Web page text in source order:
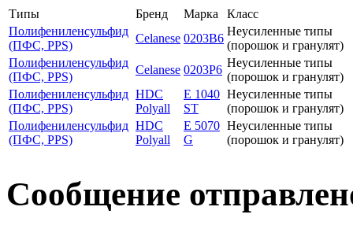
Типы Бренд Марка
Класс
Полифениленсульфид
(ПФС, PPS)
Celanese 0203B6
Неусиленные типы
(порошок и гранулят)
Полифениленсульфид
(ПФС, PPS)
Celanese 0203P6
Неусиленные типы
(порошок и гранулят)
Полифениленсульфид
(ПФС, PPS)
HDC
Polyall
E 1040
ST
Неусиленные типы
(порошок и гранулят)
Полифениленсульфид
(ПФС, PPS)
HDC
Polyall
E 5070
G
Неусиленные типы
(порошок и гранулят)
Сообщение